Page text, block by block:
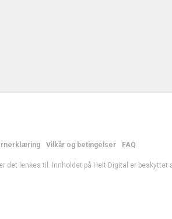
Vilkår og betingelser
FAQ
det lenkes til. Innholdet på Helt Digital er beskyttet